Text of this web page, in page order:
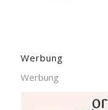
Werbung
Werbung